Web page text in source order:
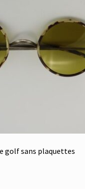
golf sans plaquettes